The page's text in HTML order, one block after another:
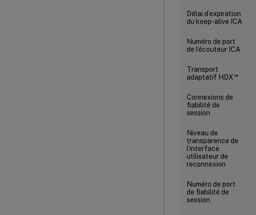
Délai d’expiration
du keep-alive ICA
Numéro de port
de l’écouteur ICA
Transport
adaptatif HDX™
Connexions de
fiabilité de
session
Niveau de
transparence de
l’interface
utilisateur de
reconnexion
Numéro de port
de fiabilité de
session